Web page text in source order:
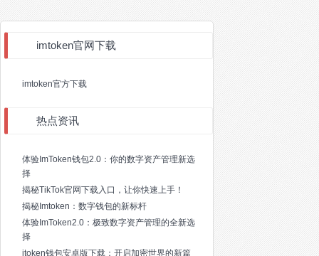
imtoken官网下载
imtoken官方下载
热点资讯
体验ImToken钱包2.0：你的数字资产管理新选
择
揭秘TikTok官网下载入口，让你快速上手！
揭秘Imtoken：数字钱包的新标杆
体验ImToken2.0：极致数字资产管理的全新选
择
itoken钱包安卓版下载：开启加密世界的新篇